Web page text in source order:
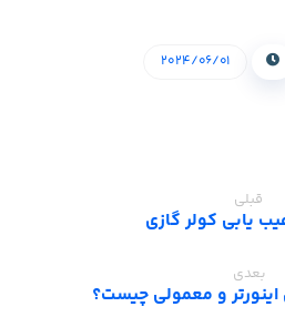
۲۰۲۴/۰۶/۰۱
قبلی
یابی کولر گازی
بعدی
اینورتر و معمولی چیست؟